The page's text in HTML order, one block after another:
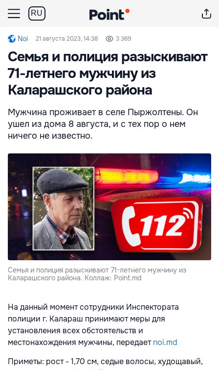
RU
Noi 21 августа 2023, 14:38 3 369
Семья и полиция разыскивают
71-летнего мужчину из
Каларашского района
Мужчина проживает в селе Пыржолтены. Он
ушел из дома 8 августа, и с тех пор о нем
ничего не известно.
Семья и полиция разыскивают 71-летнего мужчину из
Каларашского района. Коллаж: Point.md
На данный момент сотрудники Инспектората
полиции г. Калараш принимают меры для
установления всех обстоятельств и
местонахождения мужчины, передаетnoi.md
Приметы: рост - 1,70 см, седые волосы, худощавый,